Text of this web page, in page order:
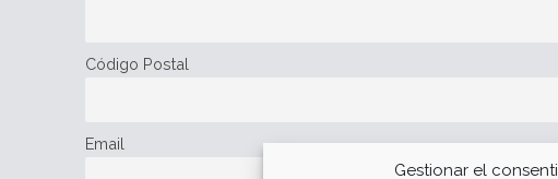
Gestionar el
Código Postal
Email